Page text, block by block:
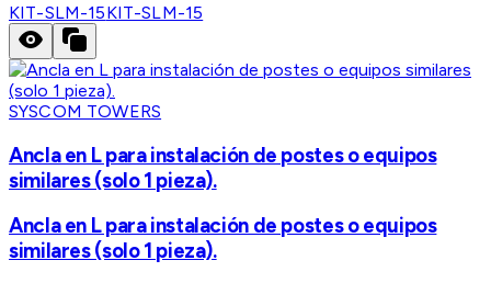
KIT-SLM-15KIT-SLM-15
SYSCOM TOWERS
Ancla en L para instalación de postes o equipos
similares (solo 1 pieza).
Ancla en L para instalación de postes o equipos
similares (solo 1 pieza).